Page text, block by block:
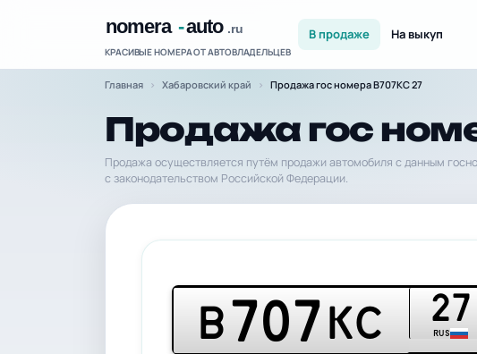
КРАСИВЫЕ НОМЕРА ОТ АВТОВЛАДЕЛЬЦЕВ
В продаже На выкуп
Главная Хабаровский край Продажа гос номера В707КС 27
Продажа гос
Продажа осуществляется путём продажи автомобиля с данным
с законодательством Российской Федерации.
В707КС 27
RUS